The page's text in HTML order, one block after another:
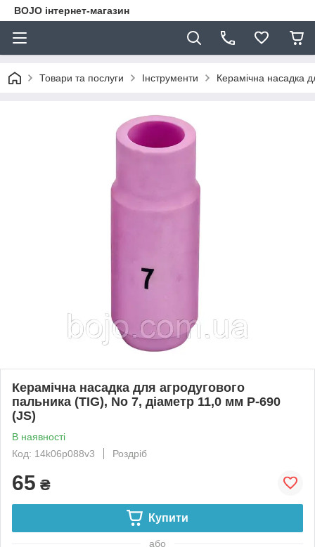
BOJO інтернет-магазин
Товари та послуги Інструменти Керамічна насадка
Керамічна насадка для агродугового
пальника (TIG), No 7, діаметр 11,0 мм P-690
(JS)
В наявності
Код: 14k06p088v3
Роздріб
65 ₴
Купити
або